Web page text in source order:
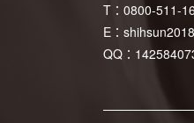
T： 0800-511-
E：
QQ：